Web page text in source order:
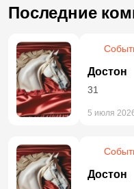
Последние
Достон
31
5 июля
Достон